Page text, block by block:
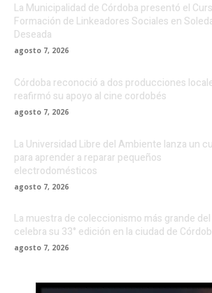
La Municipalidad de Córdoba presentó el
Formación de Linkeadores Sociales en
Deseada
agosto 7, 2026
Córdoba reconoció a dos producciones
reafirmó su apoyo al cine cordobés
agosto 7, 2026
La Universidad Libre del Ambiente lanza un
para aprender a reparar pequeños
electrodomésticos
agosto 7, 2026
La muestra de coleccionismo más grande del
celebra su 33° edición en la ciudad de
agosto 7, 2026